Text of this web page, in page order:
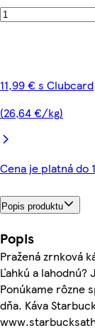
11,99 € s Clubcard
(26,64 €/kg)
Cena je platná do
Popis produktu
Popis
Pražená zrnková
Ľahkú a lahodnú?
Ponúkame rôzne
dňa. Káva